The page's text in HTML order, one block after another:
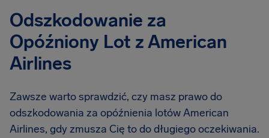
Odszkodowanie za
Opóźniony Lot z American
Airlines
Zawsze warto sprawdzić, czy masz prawo do
odszkodowania za opóźnienia lotów American
Airlines, gdy zmusza Cię to do długiego oczekiwania.